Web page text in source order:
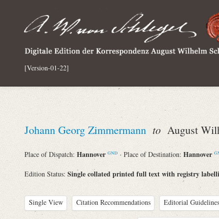
[Version-01-22]
Johann Georg Zimmermann to August
Place of Dispatch: Hannover GND · Place of Destination: Hannover
Edition Status: Single collated printed full text with registry
Single View Citation Recommendations Editorial